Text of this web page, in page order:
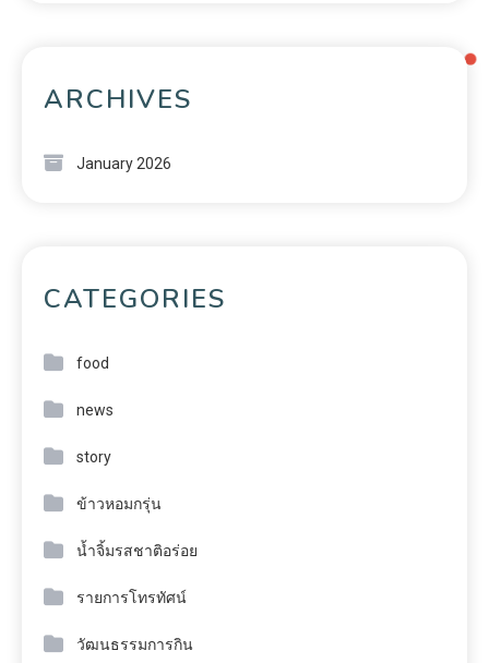
ARCHIVES
January 2026
CATEGORIES
food
news
story
ข้าวหอมกรุ่น
น้ำจิ้มรสชาติอร่อย
รายการโทรทัศน์
วัฒนธรรมการกิน